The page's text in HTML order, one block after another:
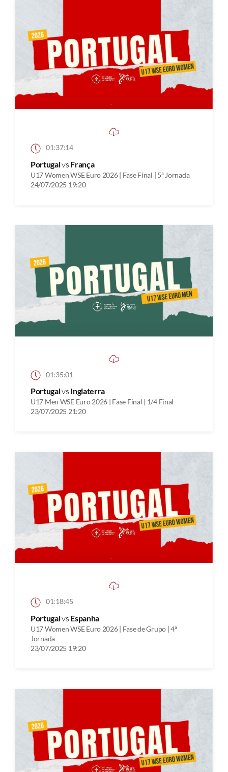
01:37:14
Portugalvs França
U17 Women WSE Euro 2026 | Fase Final | 5ª Jornada
24/07/2025 19:20
01:35:01
Portugalvs Inglaterra
U17 Men WSE Euro 2026 | Fase Final | 1/4 Final
23/07/2025 21:20
01:18:45
Portugalvs Espanha
U17 Women WSE Euro 2026 | Fase de Grupo | 4ª
Jornada
23/07/2025 19:20